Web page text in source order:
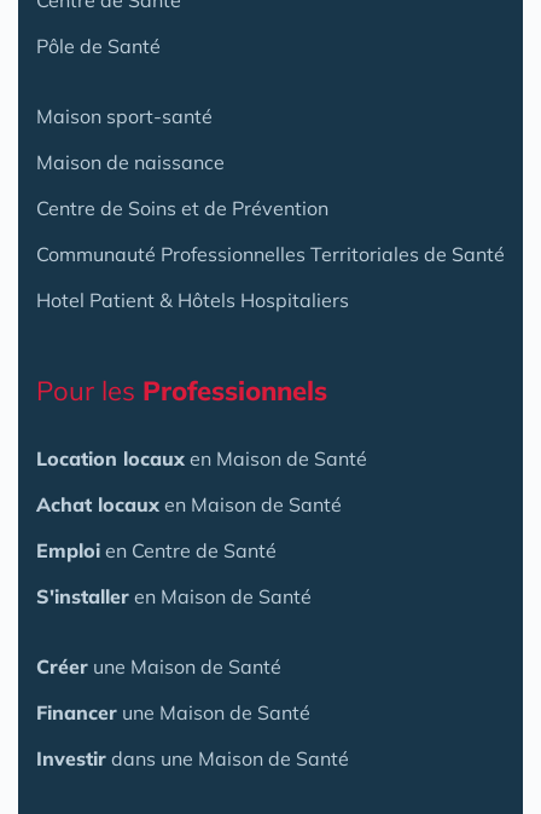
Pôle de Santé
Maison sport-santé
Maison de naissance
Centre de Soins et de Prévention
Communauté Professionnelles Territoriales de Santé
Hotel Patient & Hôtels Hospitaliers
Pour les Professionnels
Location locaux en Maison de Santé
Achat locaux en Maison de Santé
Emploi en Centre de Santé
S'installer en Maison de Santé
Créer une Maison de Santé
Financer une Maison de Santé
Investir dans une Maison de Santé